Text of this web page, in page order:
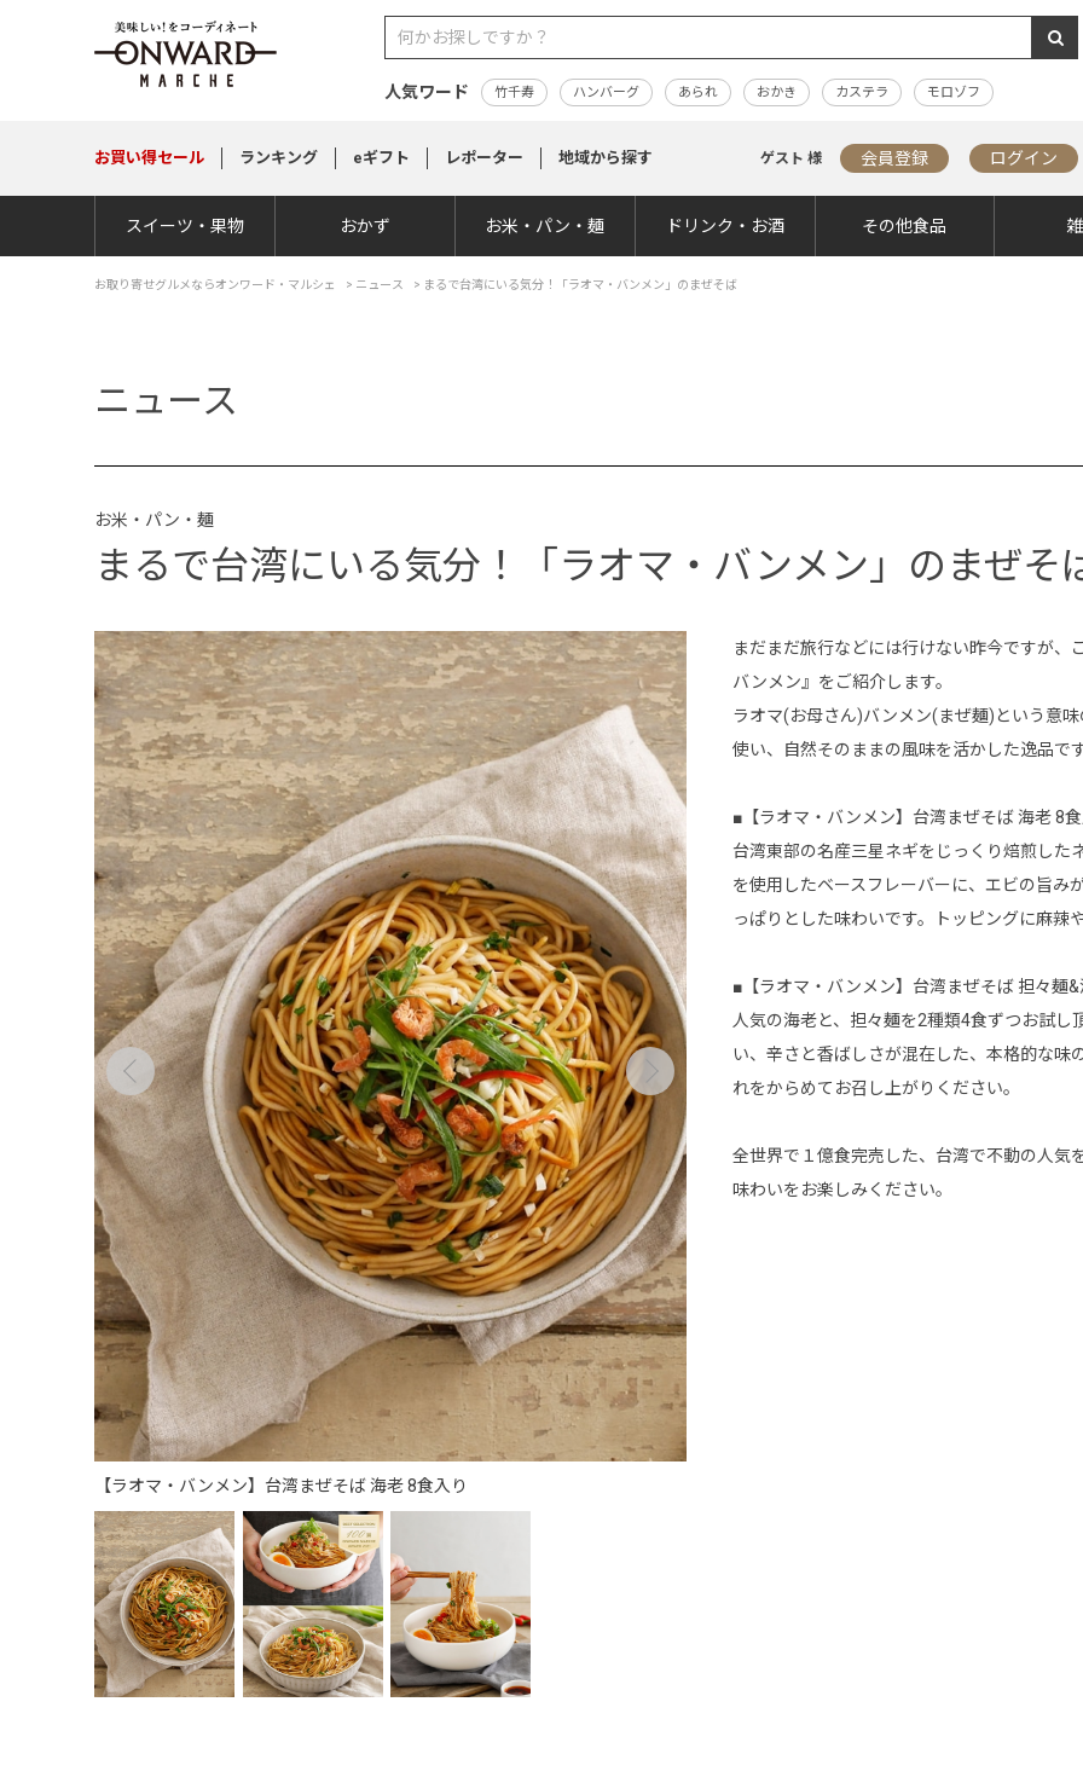
人気ワード 竹千寿 ハンバーグ あられ おかき カステラ モロゾフ
お買い得セール ランキング eギフト レポーター 地域から探す ゲスト 様 会員登録 ログイン
スイーツ・果物 おかず お米・パン・麺 ドリンク・お酒 その他食品
お取り寄せグルメならオンワード・マルシェ > ニュース > まるで台湾にいる気分！「ラオマ・バンメン」のまぜそば
ニュース
お米・パン・麺
まるで台湾にいる気分！「ラオマ・バンメン」のまぜそ
【ラオマ・バンメン】台湾まぜそば 海老 8食入り
まだまだ旅行などには行けない昨今ですが
バンメン』をご紹介します。
ラオマ(お母さん)バンメン(まぜ麺)という意
使い、自然そのままの風味を活かした逸品で
■【ラオマ・バンメン】台湾まぜそば 海老 8
台湾東部の名産三星ネギをじっくり焙煎した
を使用したベースフレーバーに、エビの旨み
っぱりとした味わいです。トッピングに麻辣
■【ラオマ・バンメン】台湾まぜそば 担々麺
人気の海老と、担々麺を2種類4食ずつお試
い、辛さと香ばしさが混在した、本格的な味
れをからめてお召し上がりください。
全世界で１億食完売した、台湾で不動の人気
味わいをお楽しみください。